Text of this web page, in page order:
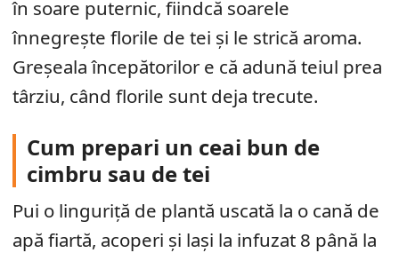
în soare puternic, fiindcă soarele
înnegrește florile de tei și le strică aroma.
Greșeala începătorilor e că adună teiul prea
târziu, când florile sunt deja trecute.
Cum prepari un ceai bun de
cimbru sau de tei
Pui o linguriță de plantă uscată la o cană de
apă fiartă, acoperi și lași la infuzat 8 până la